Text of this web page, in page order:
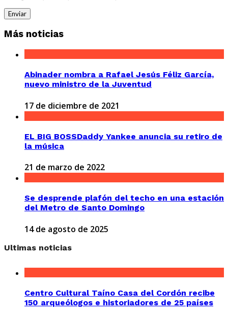
Más noticias
Abinader nombra a Rafael Jesús Féliz García,
nuevo ministro de la Juventud
17 de diciembre de 2021
EL BIG BOSSDaddy Yankee anuncia su retiro de
la música
21 de marzo de 2022
Se desprende plafón del techo en una estación
del Metro de Santo Domingo
14 de agosto de 2025
Ultimas noticias
Centro Cultural Taíno Casa del Cordón recibe
150 arqueólogos e historiadores de 25 países